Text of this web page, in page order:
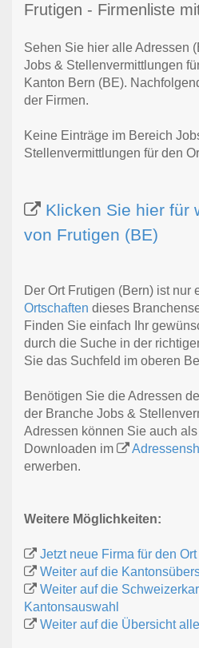
Frutigen - Firmenliste
Sehen Sie hier alle Adressen
Jobs & Stellenvermittlungen
Kanton Bern (BE).
der Firmen.
Keine Einträge im Bereich
Stellenvermittlungen für den
Klicken Sie hier für
von Frutigen (BE)
Der Ort Frutigen (Bern) ist nur
Ortschaften dieses
Finden Sie einfach Ihr
durch die Suche in der
Sie das Suchfeld im oberen
Benötigen Sie die Adressen
der Branche Jobs &
Adressen können Sie auch
Downloaden im
erwerben.
Weitere Möglichkeiten:
Jetzt neue Firma für den
Weiter auf die
Weiter auf die
Kantonsauswahl
Weiter auf die Übersicht